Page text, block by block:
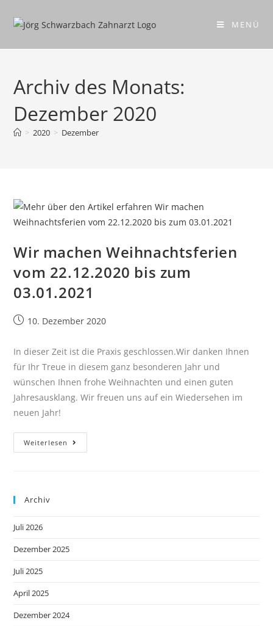
MENÜ
Archiv des Monats:
Dezember 2020
> 2020 > Dezember
Wir machen Weihnachtsferien
vom 22.12.2020 bis zum
03.01.2021
10. Dezember 2020
In dieser Zeit ist die Praxis geschlossen.Wir danken Ihnen
für Ihr Treue in diesem ganz besonderen Jahr und
wünschen Ihnen frohe Weihnachten und einen guten
Jahresausklang. Wir freuen uns auf ein Wiedersehen im
neuen Jahr!
Weiterlesen
Archiv
Juli 2026
Dezember 2025
Juli 2025
April 2025
Dezember 2024